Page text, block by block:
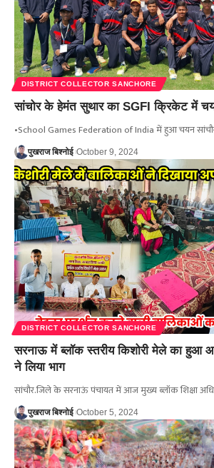
DISTRICT COLLECTOR SANCHORE
सांचोर के हेमंत सुथार का SGFI क्रिकेट में
•School Games Federation of India में हुआ चयन
पुखराज बिश्नोई October 9, 2024
DISTRICT COLLECTOR SANCHORE
सरनाऊ में ब्लॉक स्तरीय किशोरी मेले का हुआ
ने लिया भाग
सांचौर.जिले के सरनाऊं पंचायत में आज मुख्य ब्लॉक शिक्षा
पुखराज बिश्नोई October 5, 2024